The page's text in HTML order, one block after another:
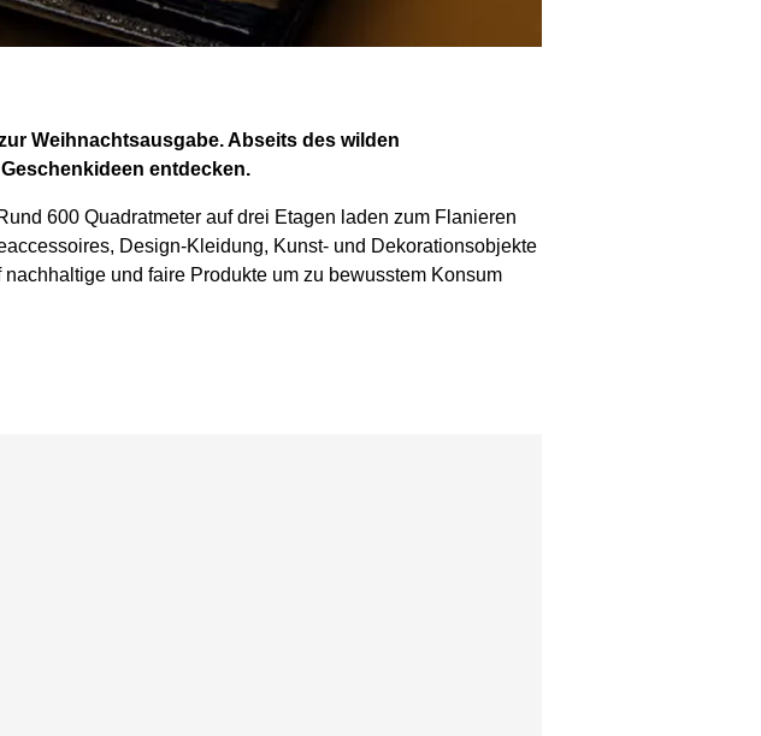
Weihnachtsausgabe. Abseits des wilden
entdecken.
600 Quadratmeter auf drei Etagen laden zum Flanieren
Design-Kleidung, Kunst- und Dekorationsobjekte
und faire Produkte um zu bewusstem Konsum